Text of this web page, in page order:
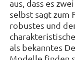
aus, dass es
selbst sagt zum
robustes und
als bekanntes